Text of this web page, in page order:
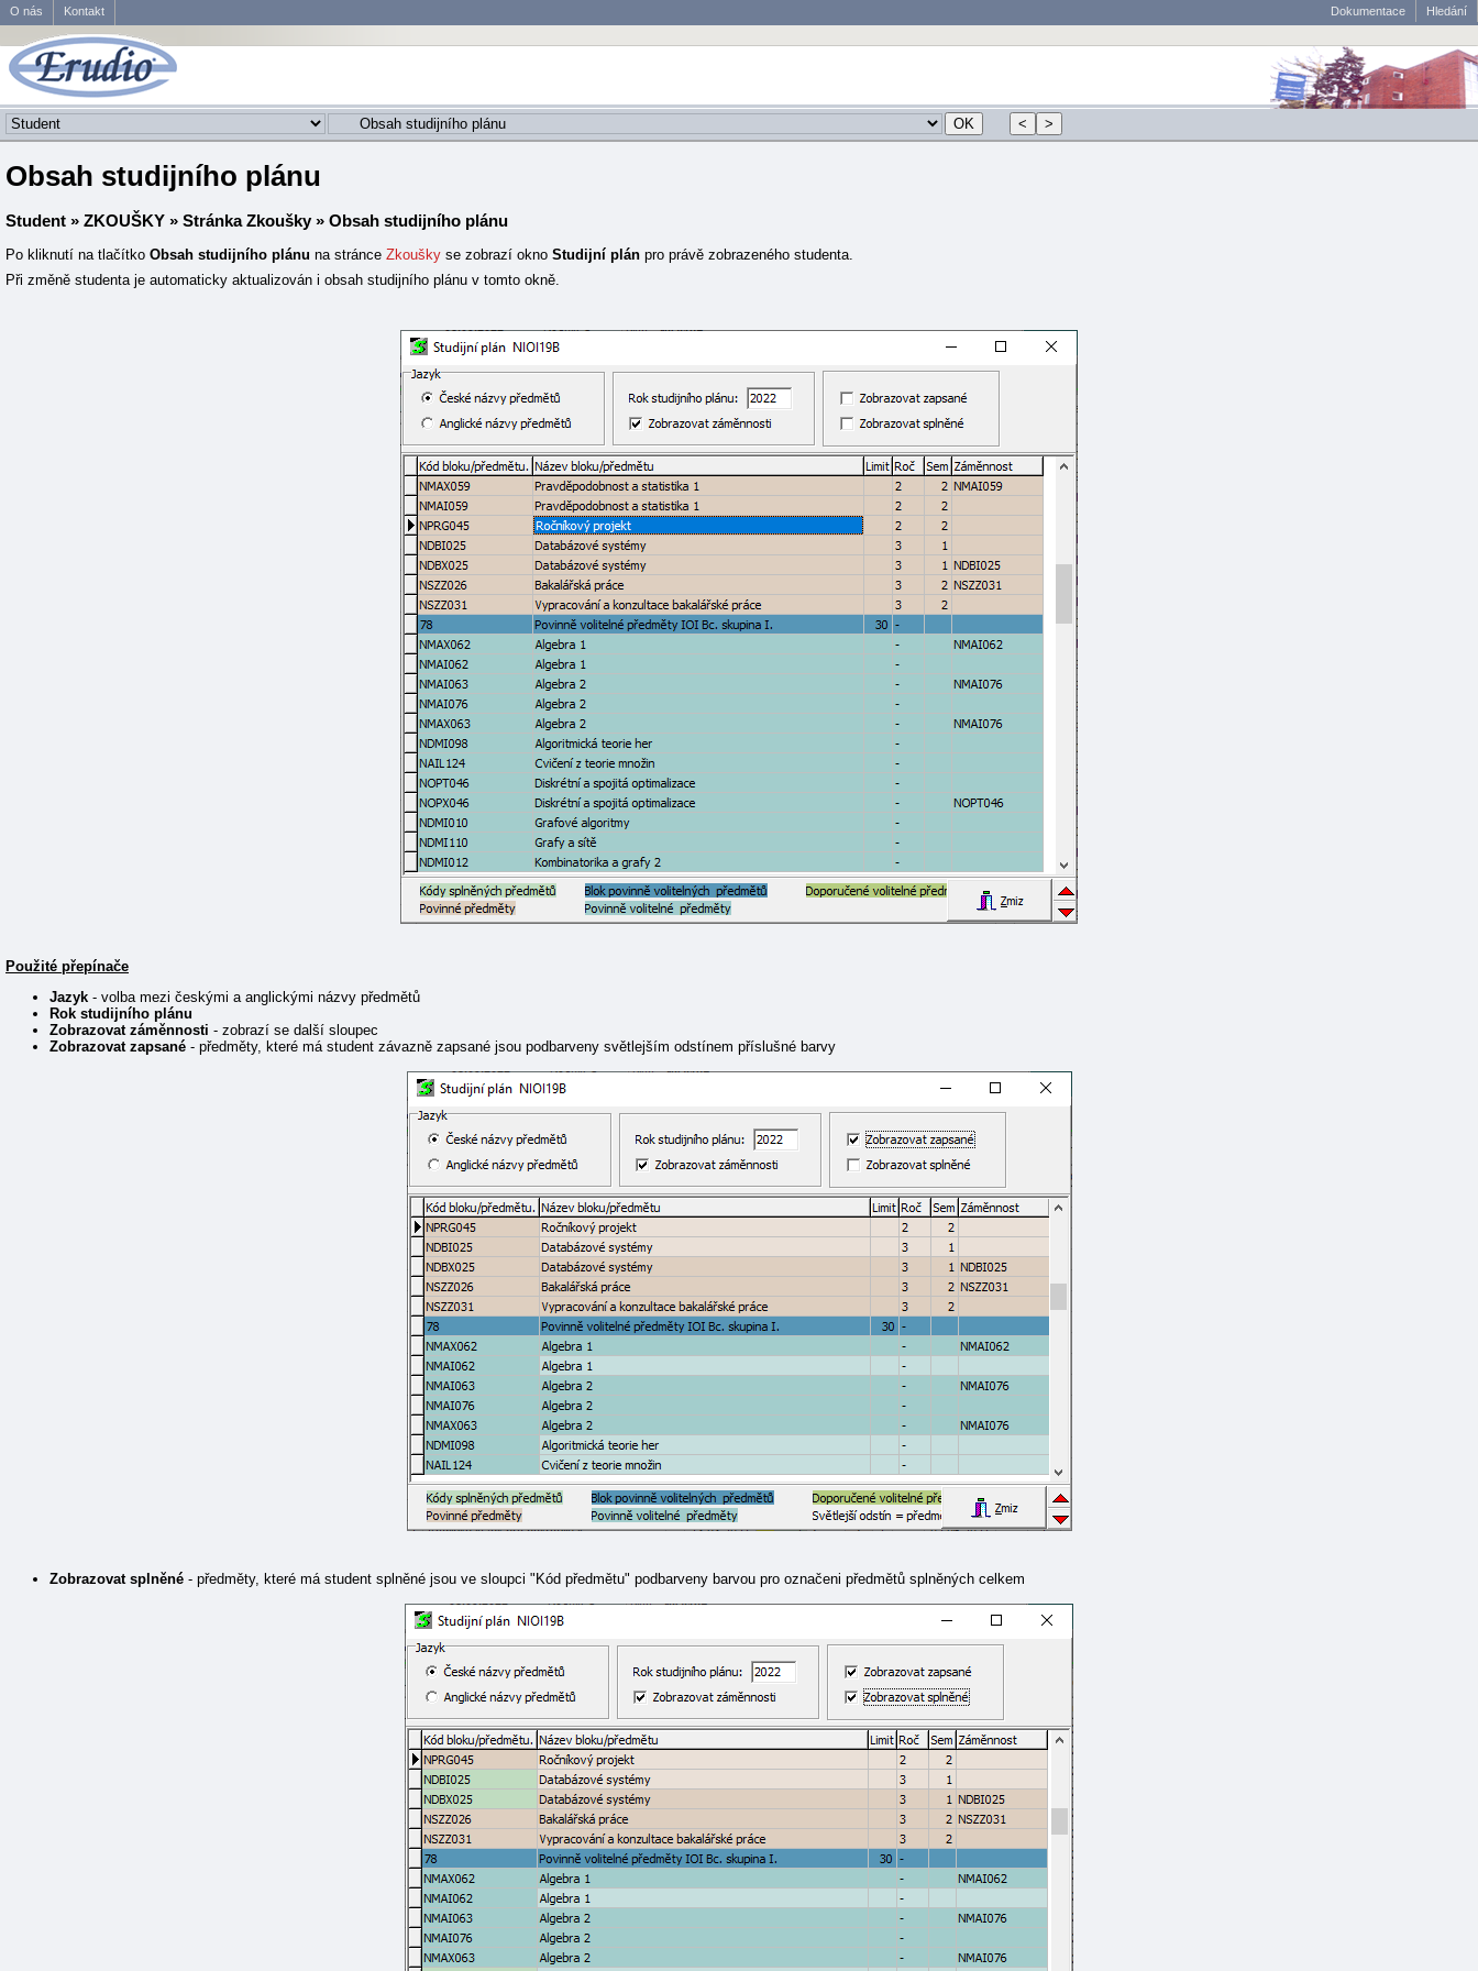
O nás Kontakt Dokumentace Hledání
Obsah studijního plánu
Student » ZKOUŠKY » Stránka Zkoušky » Obsah studijního plánu
Po kliknutí na tlačítko Obsah studijního plánu na stránce Zkoušky se zobrazí okno Studijní plán pro právě zobrazeného studenta.
Při změně studenta je automaticky aktualizován i obsah studijního plánu v tomto okně.
Použité přepínače
Jazyk - volba mezi českými a anglickými názvy předmětů
Rok studijního plánu
Zobrazovat záměnnosti - zobrazí se další sloupec
Zobrazovat zapsané - předměty, které má student závazně zapsané jsou podbarveny světlejším odstínem příslušné barvy
Zobrazovat splněné - předměty, které má student splněné jsou ve sloupci "Kód předmětu" podbarveny barvou pro označeni předmětů splněných celkem